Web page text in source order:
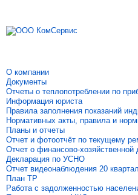
О компании
Документы
Отчеты о теплопотреблении по
Информация юриста
Правила заполнения показаний
Нормативных акты, правила и
Планы и отчеты
Отчет и фотоотчёт по текущему
Отчет о финансово-
Декларация по УСНО
Отчет видеонаблюдения 20 квартал
План ТР
Работа с задолженностью